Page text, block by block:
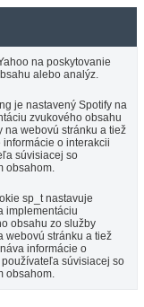
na poskytovanie
alebo analýz.
je nastavený Spotify na
zvukového obsahu
na webovú stránku a tiež
informácie o interakcii
súvisiacej so
obsahom.
sp_t nastavuje
implementáciu
obsahu zo služby
webovú stránku a tiež
informácie o
súvisiacej so
obsahom.